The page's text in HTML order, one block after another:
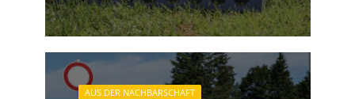
AUS DER NACHBARSCHAFT